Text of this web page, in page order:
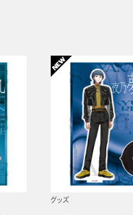
グッズ